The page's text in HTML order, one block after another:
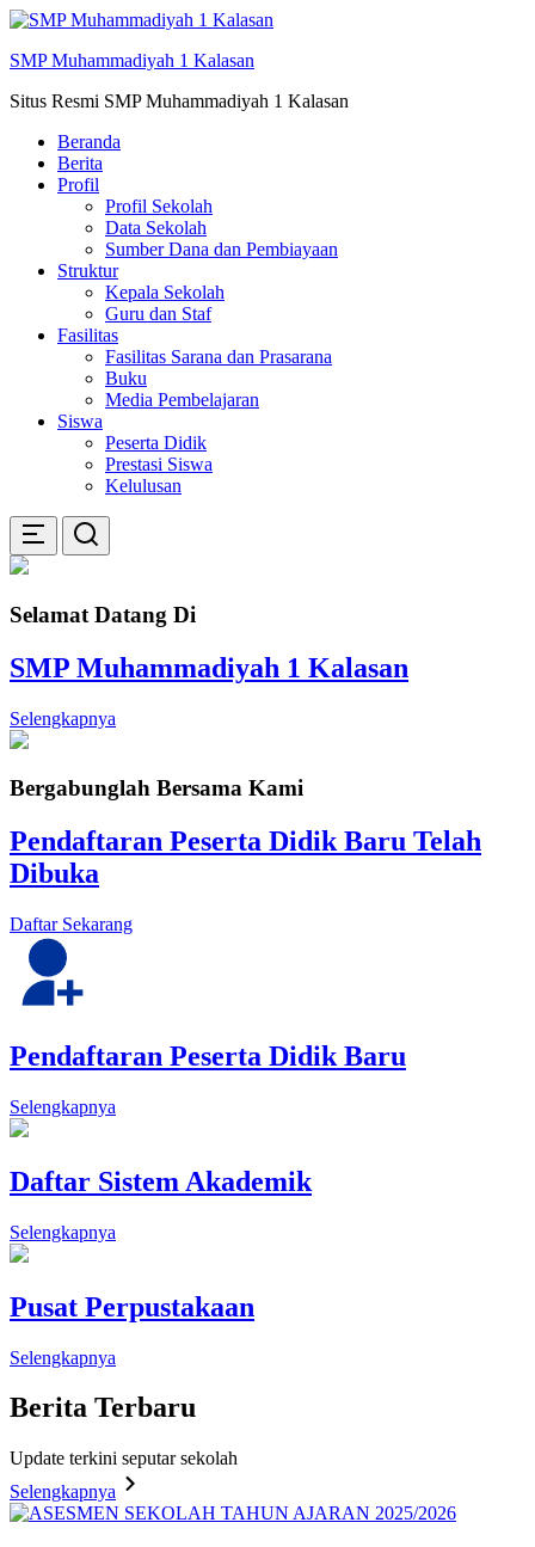
Skip
konten
SMP Muhammadiyah 1 Kalasan
Situs Resmi SMP Muhammadiyah 1 Kalasan
Beranda
Berita
Profil
Profil Sekolah
Data Sekolah
Sumber Dana dan Pembiayaan
Struktur
Kepala Sekolah
Guru dan Staf
Fasilitas
Fasilitas Sarana dan Prasarana
Buku
Media Pembelajaran
Siswa
Peserta Didik
Prestasi Siswa
Kelulusan
Selamat Datang Di
SMP Muhammadiyah 1 Kalasan
Selengkapnya
Bergabunglah Bersama Kami
Pendaftaran Peserta Didik Baru Telah
Dibuka
Daftar Sekarang
Pendaftaran Peserta Didik Baru
Selengkapnya
Daftar Sistem Akademik
Selengkapnya
Pusat Perpustakaan
Selengkapnya
Berita Terbaru
Update terkini seputar sekolah
Selengkapnya